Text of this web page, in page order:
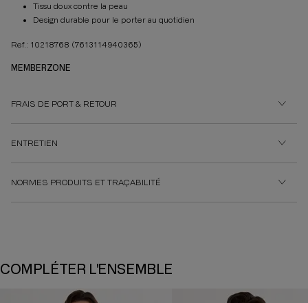
Tissu doux contre la peau
Design durable pour le porter au quotidien
Ref.: 10218768 (7613114940365)
MEMBERZONE
FRAIS DE PORT & RETOUR
ENTRETIEN
NORMES PRODUITS ET TRAÇABILITÉ
COMPLÉTER L'ENSEMBLE